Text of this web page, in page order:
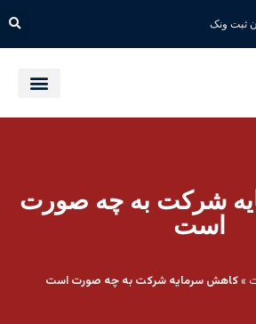
شرکت به چه صورت
است
»کاهش سرمایه شرکت به چه صورت است